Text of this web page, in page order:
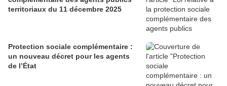
territoriaux du 11 décembre 2025
Protection sociale complémentaire :
un nouveau décret pour les agents
de l’État